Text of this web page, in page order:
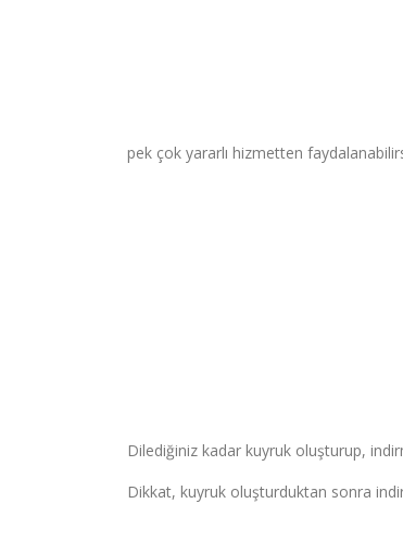
pek çok yararlı hizmetten
Dilediğiniz kadar kuyruk oluşturup,
Dikkat, kuyruk oluşturduktan sonra